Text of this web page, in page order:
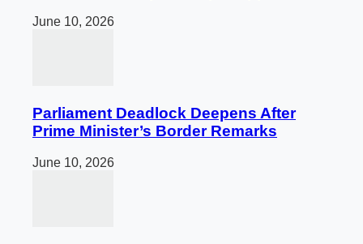
June 10, 2026
Parliament Deadlock Deepens After
Prime Minister’s Border Remarks
June 10, 2026